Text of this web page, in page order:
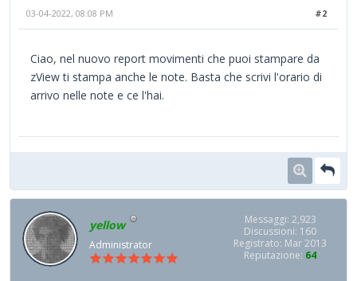
#2
03-04-2022, 08:08 PM
Ciao, nel nuovo report movimenti che puoi stampare da
zView ti stampa anche le note. Basta che scrivi l'orario di
arrivo nelle note e ce l'hai.
yellow
Administrator
Messaggi: 2,923
Discussioni: 160
Registrato: Mar 2013
Reputazione: 64